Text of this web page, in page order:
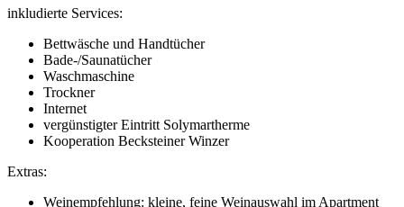
inkludierte Services:
Bettwäsche und Handtücher
Bade-/Saunatücher
Waschmaschine
Trockner
Internet
vergünstigter Eintritt Solymartherme
Kooperation Becksteiner Winzer
Extras:
Weinempfehlung: kleine, feine Weinauswahl im Apartment